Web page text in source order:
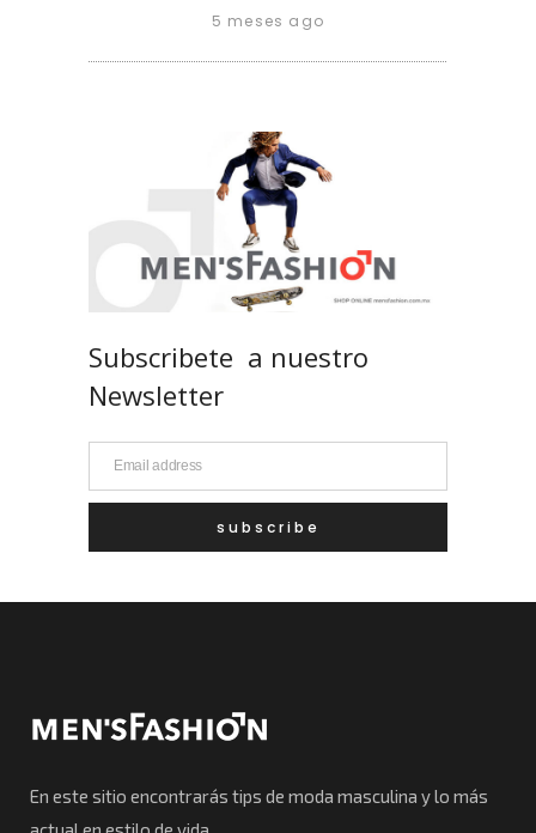
5 meses ago
Subscribete a nuestro
Newsletter
En este sitio encontrarás tips de moda masculina y lo más